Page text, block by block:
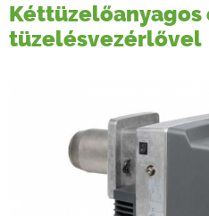
TERVEZÉSI
tüzelésvezérlővel